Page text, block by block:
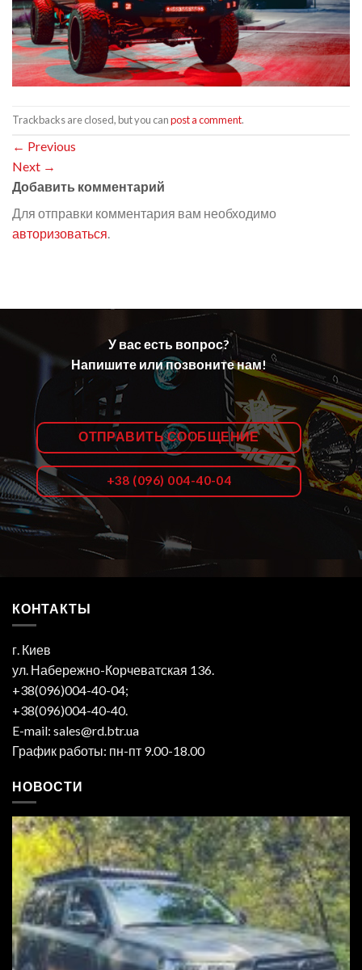
Trackbacks are closed, but you canpost a comment.
← Previous
Next →
Добавить комментарий
Для отправки комментария вам необходимо
авторизоваться.
У вас есть вопрос?
Напишите или позвоните нам!
ОТПРАВИТЬ СООБЩЕНИЕ
+38 (096) 004-40-04
КОНТАКТЫ
г. Киев
ул. Набережно-Корчеватская 136.
+38(096)004-40-04;
+38(096)004-40-40.
E-mail: sales@rd.btr.ua
График работы: пн-пт 9.00-18.00
НОВОСТИ